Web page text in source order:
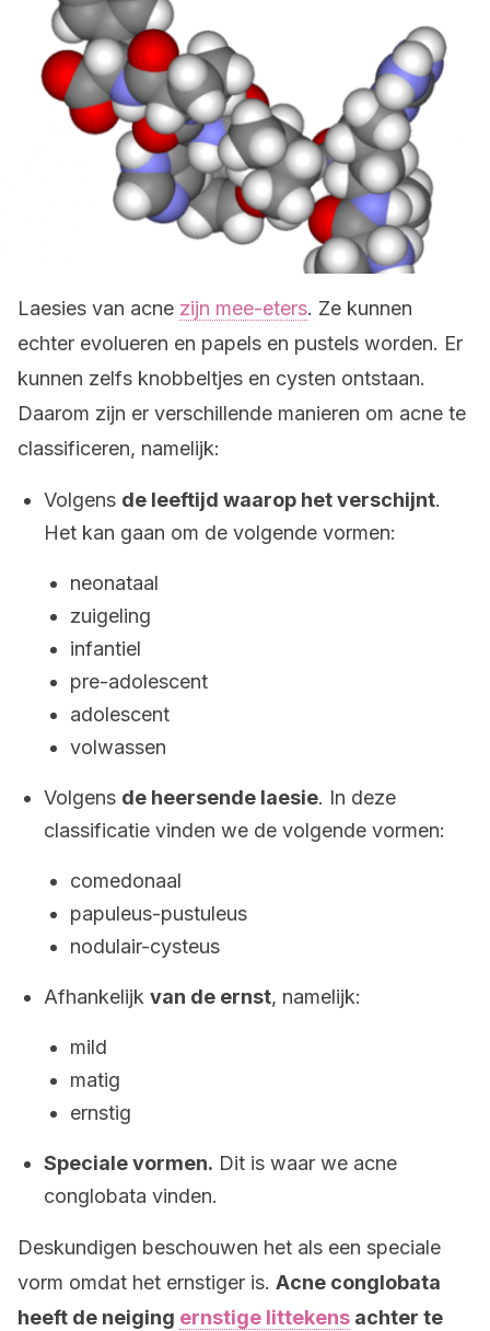
Laesies van acne zijn mee-eters. Ze kunnen
echter evolueren en papels en pustels worden. Er
kunnen zelfs knobbeltjes en cysten ontstaan.
Daarom zijn er verschillende manieren om acne te
classificeren, namelijk:
Volgens de leeftijd waarop het verschijnt.
Het kan gaan om de volgende vormen:
neonataal
zuigeling
infantiel
pre-adolescent
adolescent
volwassen
Volgens de heersende laesie. In deze
classificatie vinden we de volgende vormen:
comedonaal
papuleus-pustuleus
nodulair-cysteus
Afhankelijk van de ernst, namelijk:
mild
matig
ernstig
Speciale vormen. Dit is waar we acne
conglobata vinden.
Deskundigen beschouwen het als een speciale
vorm omdat het ernstiger is. Acne conglobata
heeft de neiging ernstige littekens achter te